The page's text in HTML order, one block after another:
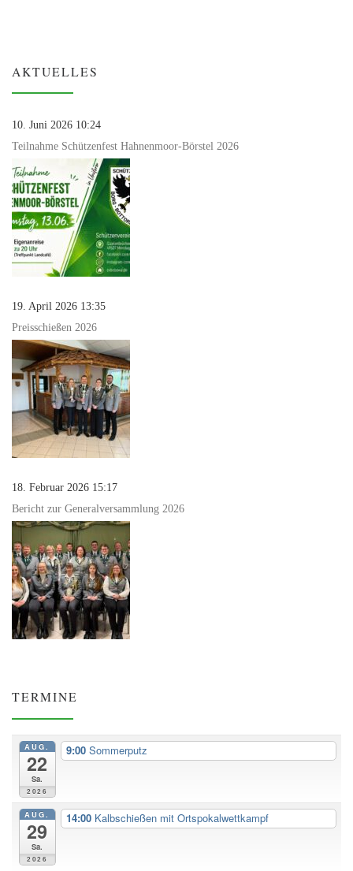
AKTUELLES
10. Juni 2026 10:24
Teilnahme Schützenfest Hahnenmoor-Börstel 2026
19. April 2026 13:35
Preisschießen 2026
18. Februar 2026 15:17
Bericht zur Generalversammlung 2026
TERMINE
AUG.
22
Sa.
2026
9:00 Sommerputz
AUG.
29
Sa.
2026
14:00 Kalbschießen mit Ortspokalwettkampf